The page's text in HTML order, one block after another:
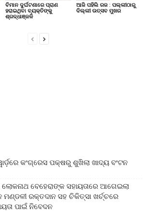
ବିମାନ ଦୁର୍ଘଟଣାରେ ପ୍ରାଣ
ହରାଇଥିବା ବ୍ୟକ୍ତିଙ୍କୁ
ଶ୍ରଦ୍ଧାଞ୍ଜଳି
ଆଜି ପହିଲି ରଜ : ପଲ୍ଲୀଠାରୁ
ଦିଲ୍ଲୀ ଉତ୍ସବ ମୁଖର
କଂଗ୍ରେସ ପକ୍ଷରୁ ଶୁଖିଲା ଖାଦ୍ୟ ବଂଟନ
ଲୋକନାଥ ବେହେରାଙ୍କ ସହାୟତାରେ ଆଗେଇଲା
ମଣ୍ଡଳୀ ରକ୍ତଦାନ ସହ ଚିକିତ୍ସା ଖର୍ଚ୍ଚରେ
ପାଇଁ ନିବେଦନ